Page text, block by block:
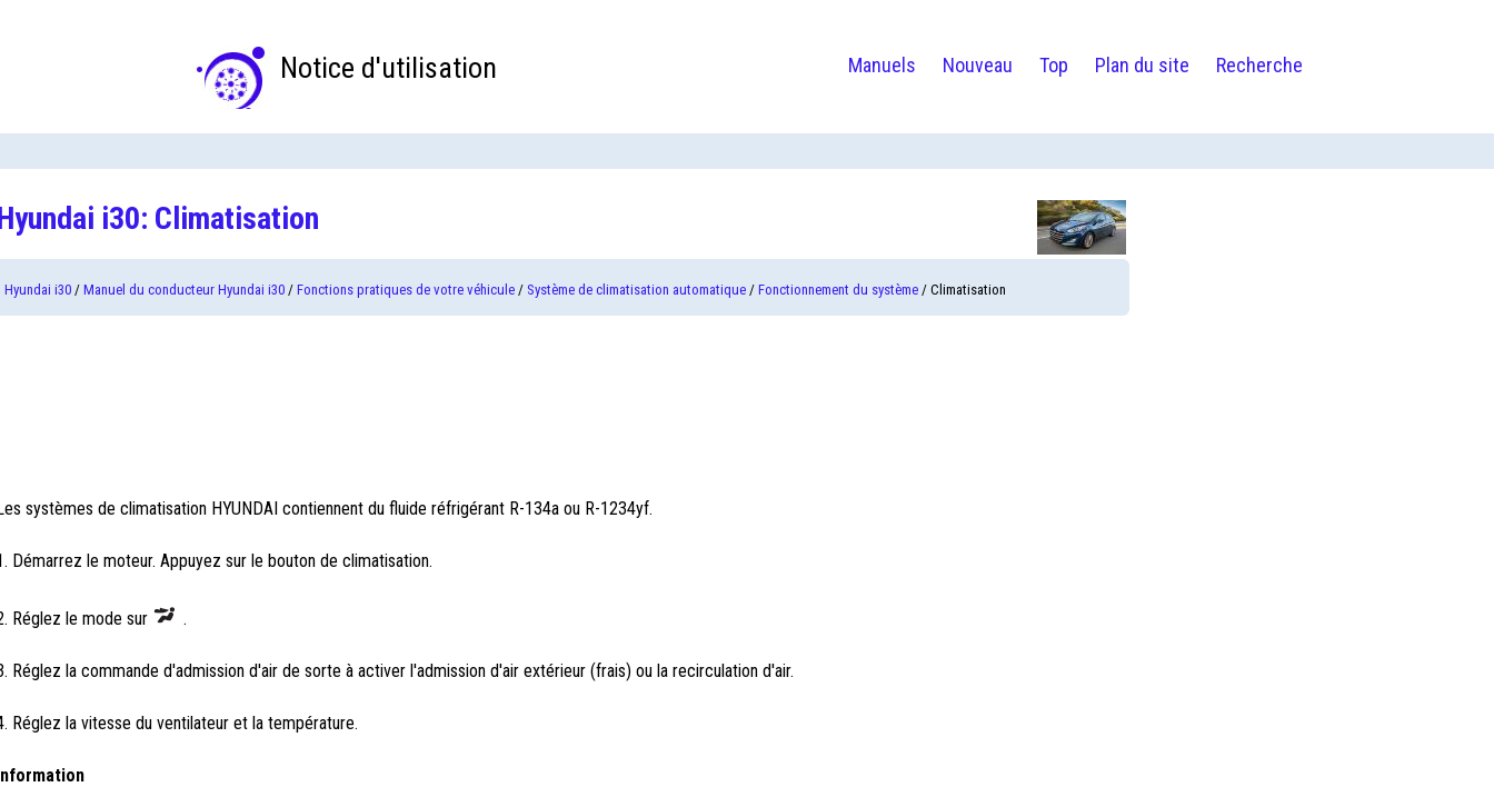
Notice d'utilisation Manuels Nouveau Top Plan du site Recherche
i30: Climatisation
Hyundai i30 / Manuel du conducteur Hyundai i30 / Fonctions pratiques de votre véhicule / Système de climatisation automatique / Fonctionnement du système / Climatisation
systèmes de climatisation HYUNDAI contiennent du fluide réfrigérant R-134a ou R-1234yf.
Démarrez le moteur. Appuyez sur le bouton de climatisation.
Réglez le mode sur .
Réglez la commande d'admission d'air de sorte à activer l'admission d'air extérieur (frais) ou la recirculation d'air.
Réglez la vitesse du ventilateur et la température.